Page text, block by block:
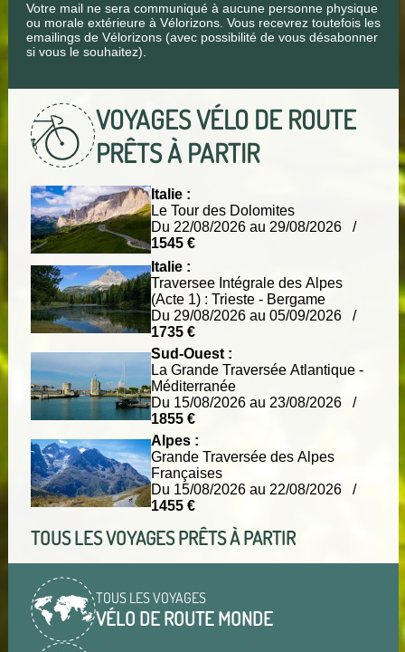
Votre mail ne sera communiqué à aucune personne physique
ou morale extérieure à Vélorizons. Vous recevrez toutefois les
emailings de Vélorizons (avec possibilité de vous désabonner
si vous le souhaitez).
VOYAGES VÉLO DE ROUTE
PRÊTS À PARTIR
Italie :
Le Tour des Dolomites
Du 22/08/2026 au 29/08/2026 /
1545 €
Italie :
Traversee Intégrale des Alpes
(Acte 1) : Trieste - Bergame
Du 29/08/2026 au 05/09/2026 /
1735 €
Sud-Ouest :
La Grande Traversée Atlantique -
Méditerranée
Du 15/08/2026 au 23/08/2026 /
1855 €
Alpes :
Grande Traversée des Alpes
Françaises
Du 15/08/2026 au 22/08/2026 /
1455 €
TOUS LES VOYAGES PRÊTS À PARTIR
TOUS LES VOYAGES
VÉLO DE ROUTE MONDE